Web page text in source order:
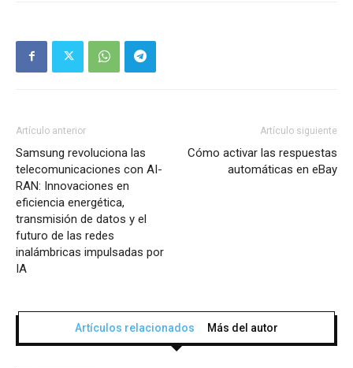
Artículo anterior
Samsung revoluciona las
telecomunicaciones con AI-
RAN: Innovaciones en
eficiencia energética,
transmisión de datos y el
futuro de las redes
inalámbricas impulsadas por
IA
Artículo siguiente
Cómo activar las respuestas
automáticas en eBay
Artículos relacionados Más del autor